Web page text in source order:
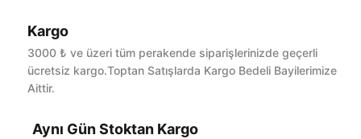
Bu ürüne ilk yorumu siz yapın!
Kargo
3000 ₺ ve üzeri tüm perakende siparişlerinizde geçerli
ücretsiz kargo.Toptan Satışlarda Kargo Bedeli Bayilerimize
Aittir.
Aynı Gün Stoktan Kargo